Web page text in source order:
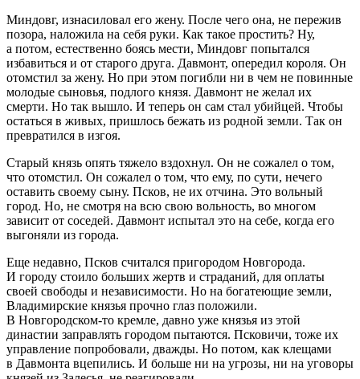
Миндовг, изнасиловал его жену. После чего она, не пережив
позора, наложила на себя руки. Как такое простить? Ну,
а потом, естественно боясь мести, Миндовг попытался
избавиться и от старого друга. Давмонт, опередил короля. Он
отомстил за жену. Но при этом погибли ни в чем не повинные
молодые сыновья, подлого князя. Давмонт не желал их
смерти. Но так вышло. И теперь он сам стал убийцей. Чтобы
остаться в живых, пришлось бежать из родной земли. Так он
превратился в изгоя.
Старый князь опять тяжело вздохнул. Он не сожалел о том,
что отомстил. Он сожалел о том, что ему, по сути, нечего
оставить своему сыну. Псков, не их отчина. Это вольный
город. Но, не смотря на всю свою вольность, во многом
зависит от соседей. Давмонт испытал это на себе, когда его
выгоняли из города.
Еще недавно, Псков считался пригородом Новгорода.
И городу стоило больших жертв и страданий, для оплаты
своей свободы и независимости. Но на богатеющие земли,
Владимирские князья прочно глаз положили.
В Новгородском-то кремле, давно уже князья из этой
династии заправлять городом пытаются. Псковичи, тоже их
управление попробовали, дважды. Но потом, как клещами
в Давмонта вцепились. И больше ни на угрозы, ни на уговоры